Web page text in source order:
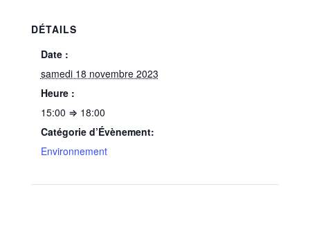
DÉTAILS
Date :
samedi 18 novembre 2023
Heure :
15:00 ⇒ 18:00
Catégorie d’Évènement:
Environnement